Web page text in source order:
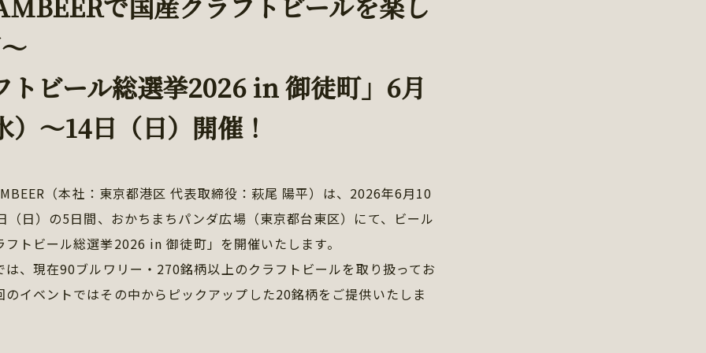
トビール総選挙2026 in 御徒町」6月
）～14日（日）開催！
（本社：東京都港区 代表取締役：萩尾 陽平）は、2026年6月10
（日）の5日間、おかちまちパンダ広場（東京都台東区）にて、ビール
トビール総選挙2026 in 御徒町」を開催いたします。
は、現在90ブルワリー・270銘柄以上のクラフトビールを取り扱ってお
のイベントではその中からピックアップした20銘柄をご提供いたしま